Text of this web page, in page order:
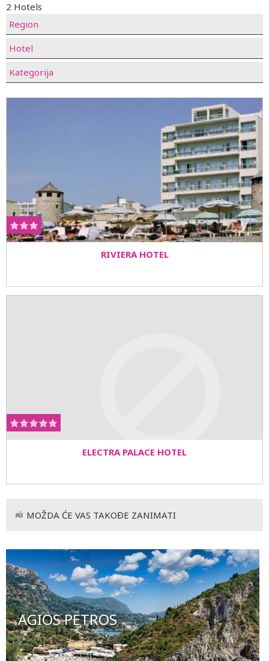
2 Hotels
Region
Hotel
Kategorija
RIVIERA HOTEL
ELECTRA PALACE HOTEL
MOŽDA ĆE VAS TAKOĐE ZANIMATI
AGIOS PETROS